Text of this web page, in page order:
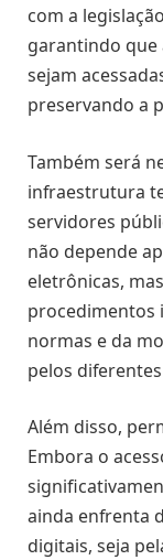
com a
garantindo que
sejam
preservando a
Também será
infraestrutura
servidores
não depende
eletrônicas,
procedimentos
normas e da
pelos
Além disso,
Embora o
ainda enfrenta
digitais, seja